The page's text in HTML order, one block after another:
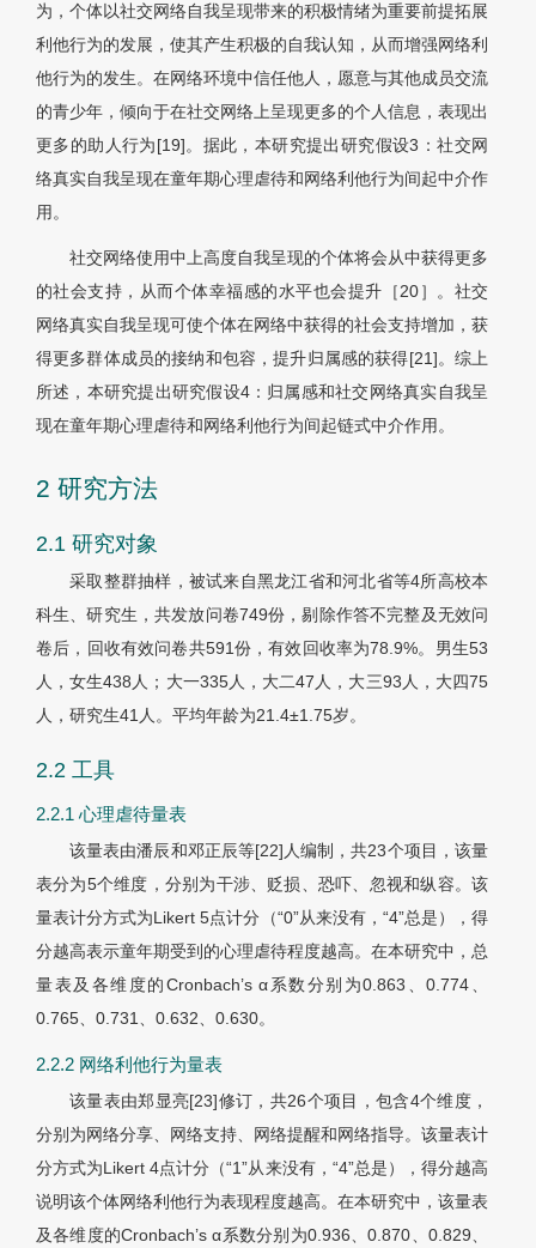
为，个体以社交网络自我呈现带来的积极情绪为重要前提拓展
利他行为的发展，使其产生积极的自我认知，从而增强网络利
他行为的发生。在网络环境中信任他人，愿意与其他成员交流
的青少年，倾向于在社交网络上呈现更多的个人信息，表现出
更多的助人行为[19]。据此，本研究提出研究假设3：社交网
络真实自我呈现在童年期心理虐待和网络利他行为间起中介作
用。
社交网络使用中上高度自我呈现的个体将会从中获得更多
的社会支持，从而个体幸福感的水平也会提升［20］。社交
网络真实自我呈现可使个体在网络中获得的社会支持增加，获
得更多群体成员的接纳和包容，提升归属感的获得[21]。综上
所述，本研究提出研究假设4：归属感和社交网络真实自我呈
现在童年期心理虐待和网络利他行为间起链式中介作用。
2 研究方法
2.1 研究对象
采取整群抽样，被试来自黑龙江省和河北省等4所高校本
科生、研究生，共发放问卷749份，剔除作答不完整及无效问
卷后，回收有效问卷共591份，有效回收率为78.9%。男生53
人，女生438人；大一335人，大二47人，大三93人，大四75
人，研究生41人。平均年龄为21.4±1.75岁。
2.2 工具
2.2.1 心理虐待量表
该量表由潘辰和邓正辰等[22]人编制，共23个项目，该量
表分为5个维度，分别为干涉、贬损、恐吓、忽视和纵容。该
量表计分方式为Likert 5点计分（“0”从来没有，“4”总是），得
分越高表示童年期受到的心理虐待程度越高。在本研究中，总
量表及各维度的Cronbach’s α系数分别为0.863、0.774、
0.765、0.731、0.632、0.630。
2.2.2 网络利他行为量表
该量表由郑显亮[23]修订，共26个项目，包含4个维度，
分别为网络分享、网络支持、网络提醒和网络指导。该量表计
分方式为Likert 4点计分（“1”从来没有，“4”总是），得分越高
说明该个体网络利他行为表现程度越高。在本研究中，该量表
及各维度的Cronbach’s α系数分别为0.936、0.870、0.829、